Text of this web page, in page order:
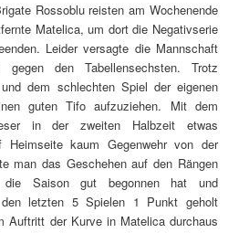
Rossoblu reisten am Wochenende
Matelica, um dort die Negativserie
Leider versagte die Mannschaft
den Tabellensechsten. Trotz
dem schlechten Spiel der eigenen
guten Tifo aufzuziehen. Mit dem
in der zweiten Halbzeit etwas
kaum Gegenwehr von der
man das Geschehen auf den Rängen
Saison gut begonnen hat und
letzten 5 Spielen 1 Punkt geholt
Auftritt der Kurve in Matelica durchaus